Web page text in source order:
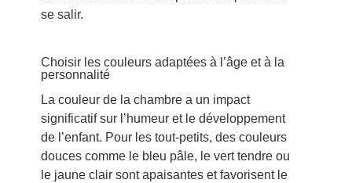
se salir.
Choisir les couleurs adaptées à l’âge et à la
personnalité
La couleur de la chambre a un impact
significatif sur l’humeur et le développement
de l’enfant. Pour les tout-petits, des couleurs
douces comme le bleu pâle, le vert tendre ou
le jaune clair sont apaisantes et favorisent le